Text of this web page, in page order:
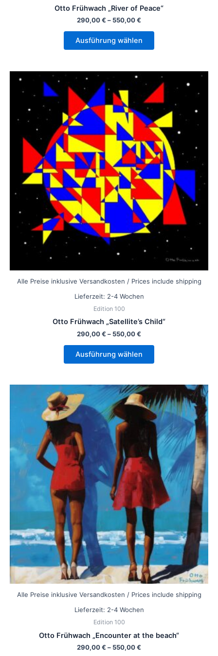
Otto Frühwach „River of Peace“
290,00€ – 550,00€
Ausführung wählen
Alle Preise inklusive Versandkosten / Prices include shipping
Lieferzeit: 2-4 Wochen
Edition 100
Otto Frühwach „Satellite’s Child“
290,00€ – 550,00€
Ausführung wählen
Dieses
Produkt
weist
mehrere
Varianten
auf.
Die
Optionen
können
auf
der
Produktseite
gewählt
werden
Alle Preise inklusive Versandkosten / Prices include shipping
Lieferzeit: 2-4 Wochen
Edition 100
Otto Frühwach „Encounter at the beach“
290,00€ – 550,00€
Dieses
Produkt
weist
mehrere
Varianten
auf.
Die
Optionen
können
auf
der
Produktseite
gewählt
werden